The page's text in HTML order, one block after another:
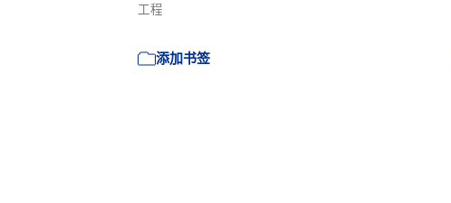
工程
添加书签